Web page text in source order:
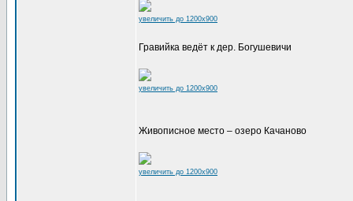
увеличить до 1200x900
Гравийка ведёт к дер. Богушевичи
увеличить до 1200x900
Живописное место – озеро Качаново
увеличить до 1200x900